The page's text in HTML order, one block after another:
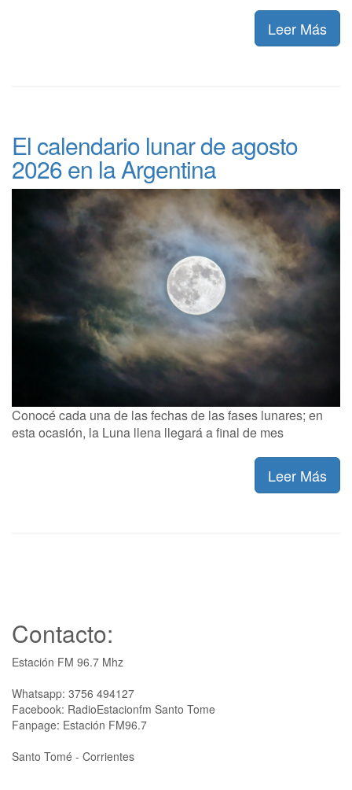
Leer Más
El calendario lunar de agosto
2026 en la Argentina
Conocé cada una de las fechas de las fases lunares; en
esta ocasión, la Luna llena llegará a final de mes
Leer Más
Contacto:
Estación FM 96.7 Mhz
Whatsapp: 3756 494127
Facebook: RadioEstacionfm Santo Tome
Fanpage: Estación FM96.7
Santo Tomé - Corrientes